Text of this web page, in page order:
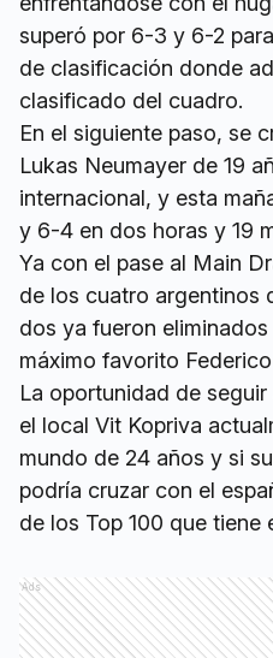
superó por 6-3 y 6-2
de clasificación donde
clasificado del cuadro.
En el siguiente paso, se
Lukas Neumayer de 19
internacional, y esta
y 6-4 en dos horas y 19
Ya con el pase al Main
de los cuatro argentinos
dos ya fueron
máximo favorito
La oportunidad de
el local Vit Kopriva
mundo de 24 años y si
podría cruzar con el
de los Top 100 que tiene
Ads